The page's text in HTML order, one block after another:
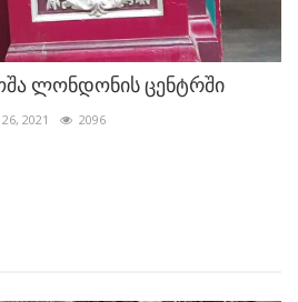
ლონდონის ცენტრში
2021 2096